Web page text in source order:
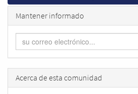
Mantener informado
Acerca de esta comunidad